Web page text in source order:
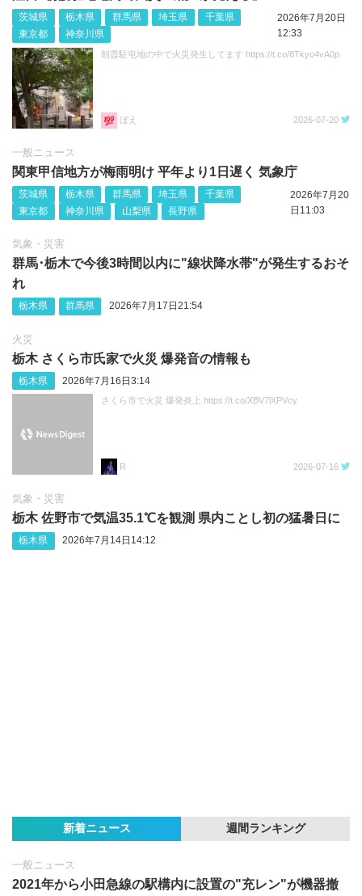
茨城県 栃木県 群馬県 埼玉県
千葉県
東京都
神奈川県
2026年7月20日
12:33
朝霞駐屯地の中で火災発生してます https://t.co/8Tkyo4vA0p
ぼえ 2026-07-20
一般ニュース
関東甲信地方が梅雨明け 平年より1日遅く 気象庁
茨城県 栃木県 群馬県 埼玉県
千葉県
東京都
神奈川県 山梨県 長野県
2026年7月20
日11:03
気象・災害
群馬･栃木で今後3時間以内に"線状降水帯"が発生するおそ
れ
栃木県 群馬県 2026年7月17日21:54
火災
栃木 さくら市氏家で火災 爆発音の情報も
栃木県 2026年7月16日3:14
さくら市で火災 爆発炎上 https://t.co/XBV7lXPVcy
R 2026-07-16
気象・災害
栃木 佐野市で気温35.1℃を観測 県内ことし初の猛暑日に
栃木県 2026年7月14日14:12
新着ニュース 週間ランキング
一般ニュース
2021年から小田急線の駅構内に設置の"充レン"が機器撤